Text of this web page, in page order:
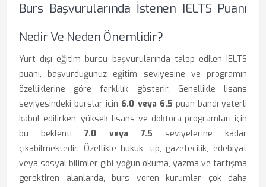
Burs Başvurularında İstenen IELTS Puanı
Nedir Ve Neden Önemlidir?
Yurt dışı eğitim bursu başvurularında talep edilen IELTS
puanı, başvurduğunuz eğitim seviyesine ve programın
özelliklerine göre farklılık gösterir. Genellikle lisans
seviyesindeki burslar için 6.0 veya 6.5 puan bandı yeterli
kabul edilirken, yüksek lisans ve doktora programları için
bu beklenti7.0 veya 7.5 seviyelerine kadar
çıkabilmektedir. Özellikle hukuk, tıp, gazetecilik, edebiyat
veya sosyal bilimler gibi yoğun okuma, yazma ve tartışma
gerektiren alanlarda, burs veren kurumlar çok daha